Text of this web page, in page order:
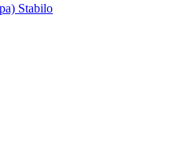
Stabilo